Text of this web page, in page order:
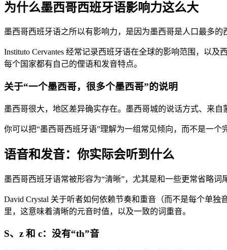
为什么墨西哥西班牙语影响力这么大
墨西哥西班牙语之所以有影响力，是因为墨西哥是人口最多
Instituto Cervantes 经常记录西班牙语在全球的影响范围，以
每个国家都有自己的俚语和发音特点。
关于“一个墨西哥，很多个墨西哥”的说明
墨西哥很大，地区差异确实存在。墨西哥城的说话方式、来自
你可以把“墨西哥西班牙语”理解为一组常见倾向，而不是一
语音和发音：你实际会听到什么
墨西哥西班牙语常被形容为“清晰”，尤其是和一些更常省略词
David Crystal 关于听者如何依赖节奏和重音（而不是每个单
里，这意味着清晰的元音时值，以及一致的词重音。
S、z 和 c：没有“th”音